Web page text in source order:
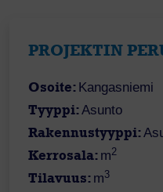
PROJEKTIN
Osoite: Kangasniemi
Tyyppi:Asunto
Rakennustyyppi:
Kerrosala: m2
Tilavuus: m3